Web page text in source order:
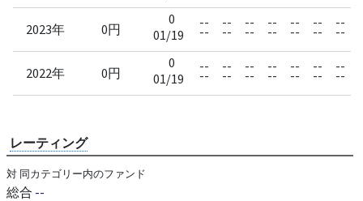
2023年 0円
0
01/19
--
--
--
--
--
--
--
--
--
--
--
--
--
--
2022年 0円
0
01/19
--
--
--
--
--
--
--
--
--
--
--
--
--
--
レーティング
対 同カテゴリー内のファンド
総合 --